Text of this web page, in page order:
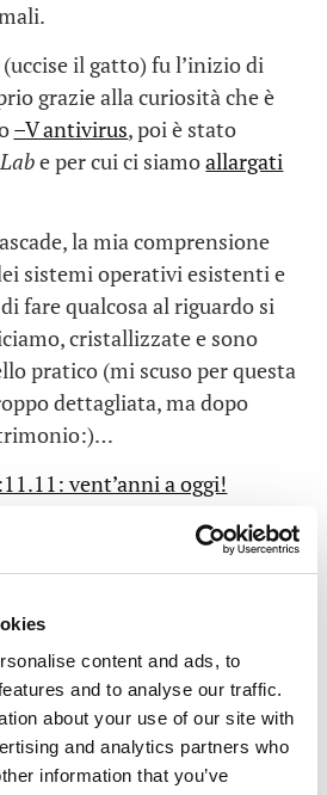
content and ads, to
and to analyse our traffic.
about your use of our site with
and analytics partners who
information that you’ve
(uccise il gatto) fu l’inizio di
grazie alla curiosità che è
–V antivirus, poi è stato
Labe per cui ci siamoallargati
la mia comprensione
sistemi operativi esistenti e
fare qualcosa al riguardo si
cristallizzate e sono
pratico (mi scuso per questa
dettagliata, ma dopo
vent’anni a oggi!
0